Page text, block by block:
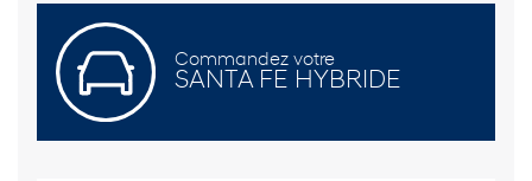
Commandez votre
SANTA FE HYBRIDE